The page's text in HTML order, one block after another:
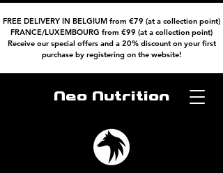
FREE DELIVERY IN BELGIUM from €79 (at a collection point)
FRANCE/LUXEMBOURG from €99 (at a collection point)
Receive our special offers and a 20% discount on your first
purchase by registering on the website!
Neo Nutrition